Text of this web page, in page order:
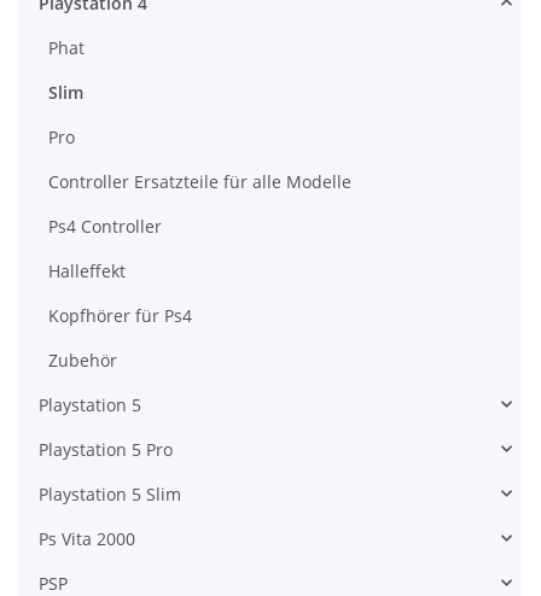
Phat
Slim
Pro
Controller Ersatzteile für alle Modelle
Ps4 Controller
Halleffekt
Kopfhörer für Ps4
Zubehör
Playstation 5
Playstation 5 Pro
Playstation 5 Slim
Ps Vita 2000
PSP